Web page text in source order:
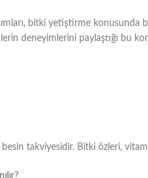
bitki yetiştirme konusunda
deneyimlerini paylaştığı bu
takviyesidir. Bitki özleri,